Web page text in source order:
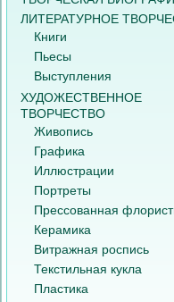
ЛИТЕРАТУРНОЕ
Книги
Пьесы
Выступления
ХУДОЖЕСТВЕННОЕ
ТВОРЧЕСТВО
Живопись
Графика
Иллюстрации
Портреты
Прессованная
Керамика
Витражная роспись
Текстильная кукла
Пластика